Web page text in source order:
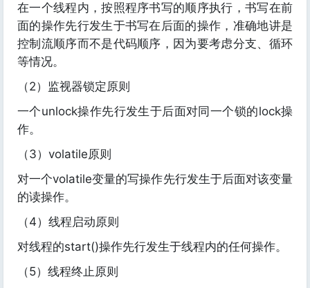
在一个线程内，按照程序书写的顺序执行，书写在前
面的操作先行发生于书写在后面的操作，准确地讲是
控制流顺序而不是代码顺序，因为要考虑分支、循环
等情况。
（2）监视器锁定原则
一个unlock操作先行发生于后面对同一个锁的lock操
作。
（3）volatile原则
对一个volatile变量的写操作先行发生于后面对该变量
的读操作。
（4）线程启动原则
对线程的start()操作先行发生于线程内的任何操作。
（5）线程终止原则